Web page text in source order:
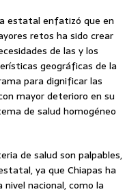
estatal enfatizó que en
retos ha sido crear
de las y los
geográficas de la
para dignificar las
mayor deterioro en su
de salud homogéneo
de salud son palpables,
ya que Chiapas ha
nacional, como la